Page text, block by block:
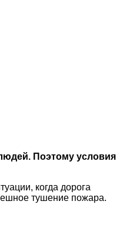
Поэтому условия
когда дорога
тушение пожара.